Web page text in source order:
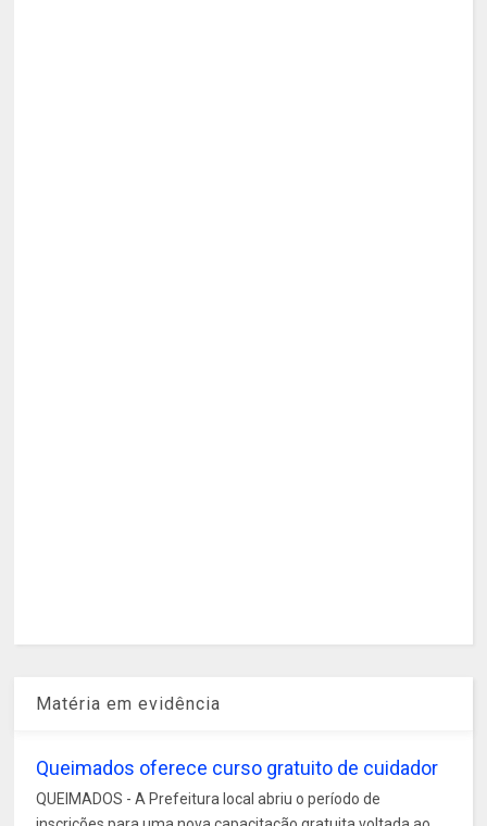
Matéria em evidência
Queimados oferece curso gratuito de cuidador
QUEIMADOS - A Prefeitura local abriu o período de